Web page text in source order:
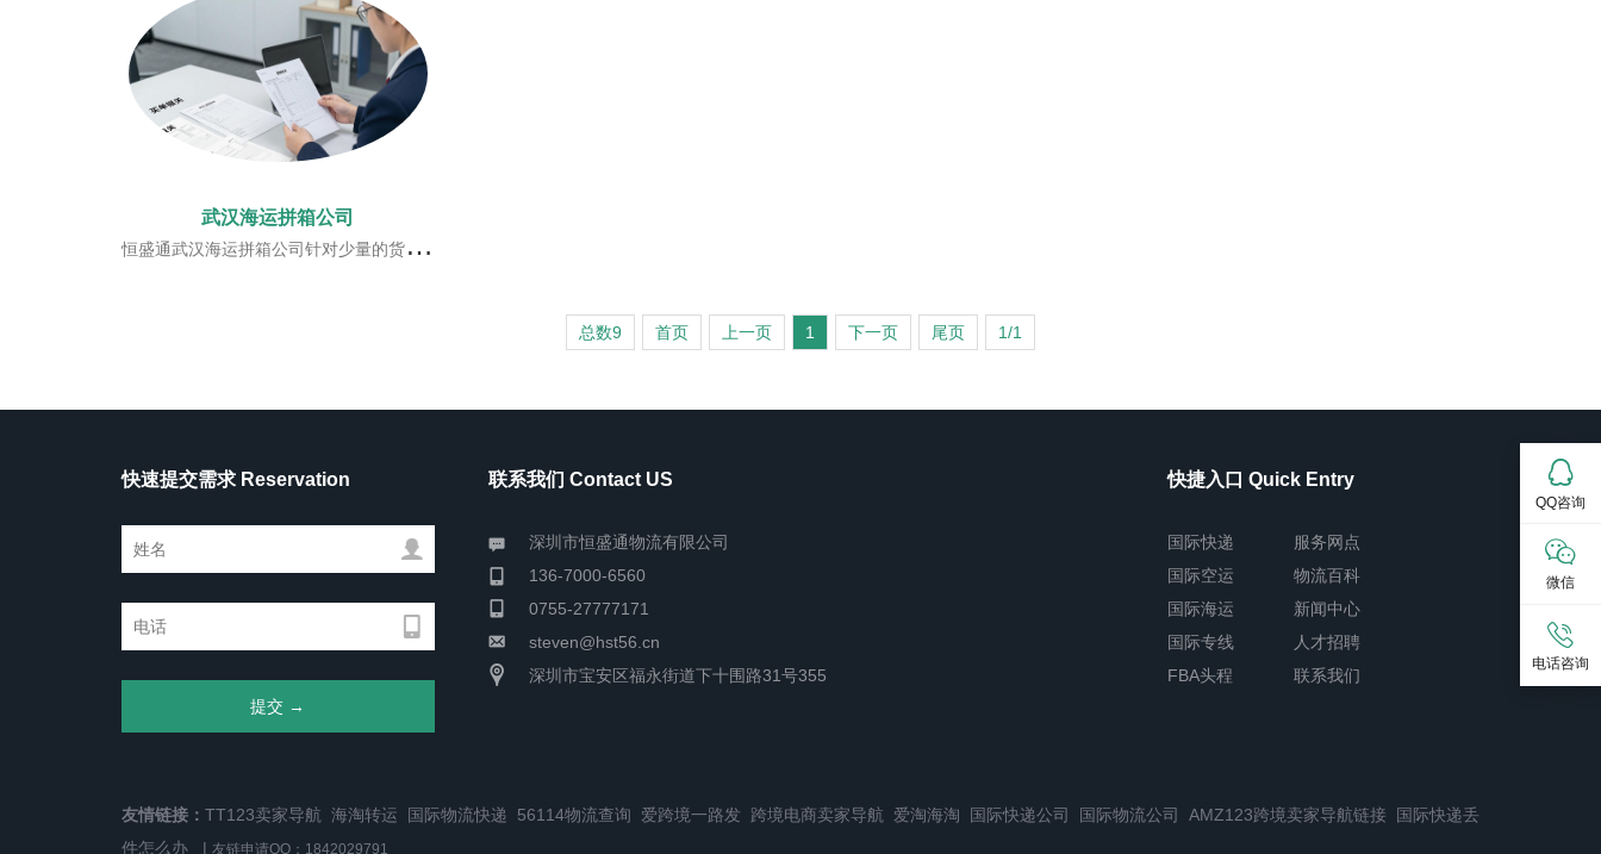
武汉海运拼箱公司
恒盛通武汉海运拼箱公司针对少量的货物，我们也可以提供武汉海运拼箱的服务，覆盖全球多个航线。
总数9 首页 上一页 1 下一页 尾页 1/1
快速提交需求 Reservation 联系我们 Contact US
深圳市恒盛通物流有限公司
136-7000-6560
0755-27777171
steven@hst56.cn
深圳市宝安区福永街道下十围路31号355
快捷入口 Quick Entry
国际快递
国际空运
国际海运
国际专线
FBA头程
服务网点
物流百科
新闻中心
人才招聘
联系我们
友情链接： TT123卖家导航 海淘转运 国际物流快递 56114物流查询 爱跨境一路发 跨境电商卖家导航 爱淘海淘 国际快递公司 国际物流公司 AMZ123跨境卖家导航链接
国际快递丢
件怎么办 | 友链申请QQ：1842029791
QQ咨询
微信
电话咨询